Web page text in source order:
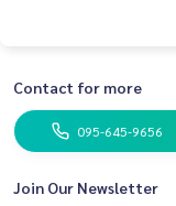
Contact for more
095-645-9656
Join Our Newsletter